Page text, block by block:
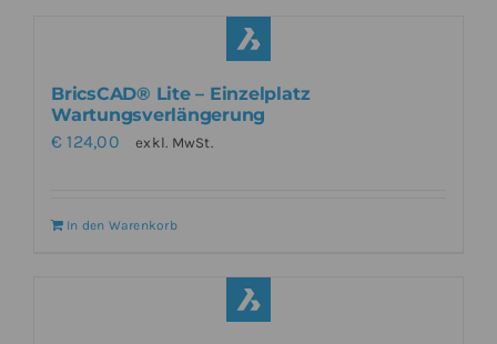
BricsCAD® Lite – Einzelplatz
Wartungsverlängerung
€ 124,00 exkl. MwSt.
In den Warenkorb